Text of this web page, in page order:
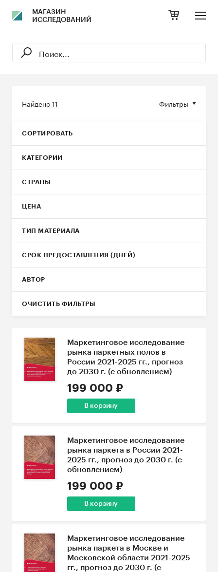
МАГАЗИН
ИССЛЕДОВАНИЙ
Фильтры
Найдено11
СОРТИРОВАТЬ
КАТЕГОРИИ
СТРАНЫ
ЦЕНА
ТИП МАТЕРИАЛА
СРОК ПРЕДОСТАВЛЕНИЯ (ДНЕЙ)
АВТОР
ОЧИСТИТЬ ФИЛЬТРЫ
Маркетинговое исследование
рынка паркетных полов в
России 2021-2025 гг., прогноз
до 2030 г. (с обновлением)
199 000 ₽
В корзину
Маркетинговое исследование
рынка паркета в России 2021-
2025 гг., прогноз до 2030 г. (с
обновлением)
199 000 ₽
В корзину
Маркетинговое исследование
рынка паркета в Москве и
Московской области 2021-2025
гг., прогноз до 2030 г. (с